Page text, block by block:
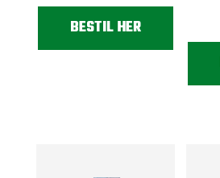
BESTIL HER